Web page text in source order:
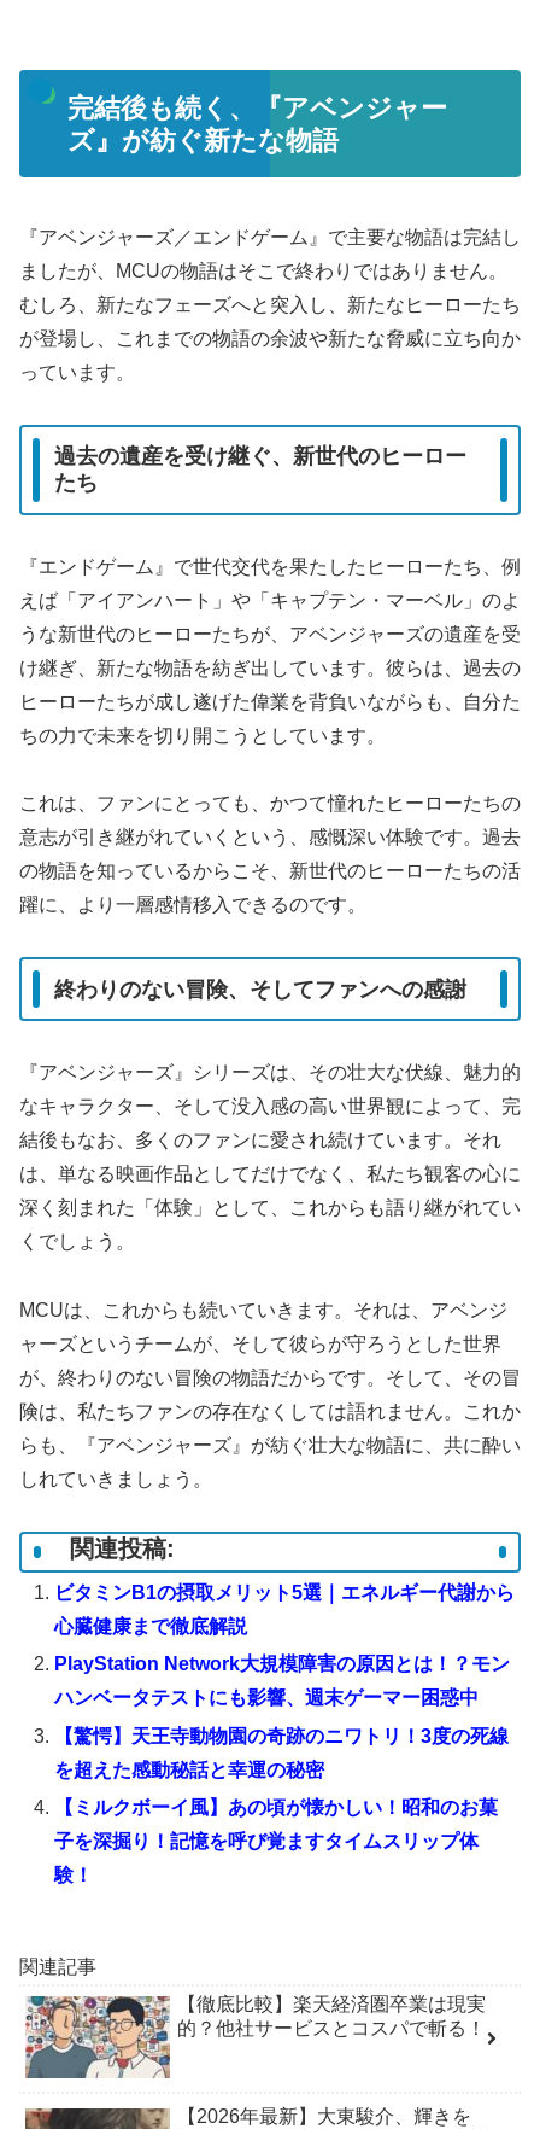
完結後も続く、『アベンジャー
ズ』が紡ぐ新たな物語
『アベンジャーズ／エンドゲーム』で主要な物語は完結し
ましたが、MCUの物語はそこで終わりではありません。
むしろ、新たなフェーズへと突入し、新たなヒーローたち
が登場し、これまでの物語の余波や新たな脅威に立ち向か
っています。
過去の遺産を受け継ぐ、新世代のヒーロー
たち
『エンドゲーム』で世代交代を果たしたヒーローたち、例
えば「アイアンハート」や「キャプテン・マーベル」のよ
うな新世代のヒーローたちが、アベンジャーズの遺産を受
け継ぎ、新たな物語を紡ぎ出しています。彼らは、過去の
ヒーローたちが成し遂げた偉業を背負いながらも、自分た
ちの力で未来を切り開こうとしています。
これは、ファンにとっても、かつて憧れたヒーローたちの
意志が引き継がれていくという、感慨深い体験です。過去
の物語を知っているからこそ、新世代のヒーローたちの活
躍に、より一層感情移入できるのです。
終わりのない冒険、そしてファンへの感謝
『アベンジャーズ』シリーズは、その壮大な伏線、魅力的
なキャラクター、そして没入感の高い世界観によって、完
結後もなお、多くのファンに愛され続けています。それ
は、単なる映画作品としてだけでなく、私たち観客の心に
深く刻まれた「体験」として、これからも語り継がれてい
くでしょう。
MCUは、これからも続いていきます。それは、アベンジ
ャーズというチームが、そして彼らが守ろうとした世界
が、終わりのない冒険の物語だからです。そして、その冒
険は、私たちファンの存在なくしては語れません。これか
らも、『アベンジャーズ』が紡ぐ壮大な物語に、共に酔い
しれていきましょう。
関連投稿:
ビタミンB1の摂取メリット5選｜エネルギー代謝から
心臓健康まで徹底解説
PlayStation Network大規模障害の原因とは！？モン
ハンベータテストにも影響、週末ゲーマー困惑中
【驚愕】天王寺動物園の奇跡のニワトリ！3度の死線
を超えた感動秘話と幸運の秘密
【ミルクボーイ風】あの頃が懐かしい！昭和のお菓
子を深掘り！記憶を呼び覚ますタイムスリップ体
験！
関連記事
【徹底比較】楽天経済圏卒業は現実
的？他社サービスとコスパで斬る！
【2026年最新】大東駿介、輝きを